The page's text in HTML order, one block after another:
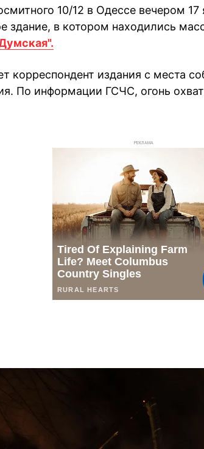
10/12 в Одессе вечером 17
здание, в котором находились
корреспондент издания с места
По информации ГСЧС, огонь
РЕКЛАМА